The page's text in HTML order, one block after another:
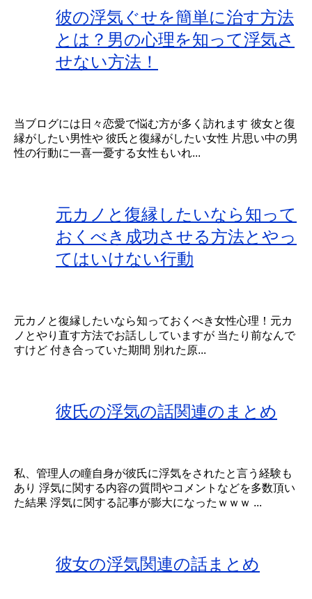
彼の浮気ぐせを簡単に治す方法
とは？男の心理を知って浮気さ
せない方法！
当ブログには日々恋愛で悩む方が多く訪れます 彼女と復
縁がしたい男性や 彼氏と復縁がしたい女性 片思い中の男
性の行動に一喜一憂する女性もいれ...
元カノと復縁したいなら知って
おくべき成功させる方法とやっ
てはいけない行動
元カノと復縁したいなら知っておくべき女性心理！元カ
ノとやり直す方法でお話ししていますが 当たり前なんで
すけど 付き合っていた期間 別れた原...
彼氏の浮気の話関連のまとめ
私、管理人の瞳自身が彼氏に浮気をされたと言う経験も
あり 浮気に関する内容の質問やコメントなどを多数頂い
た結果 浮気に関する記事が膨大になったｗｗｗ ...
彼女の浮気関連の話まとめ